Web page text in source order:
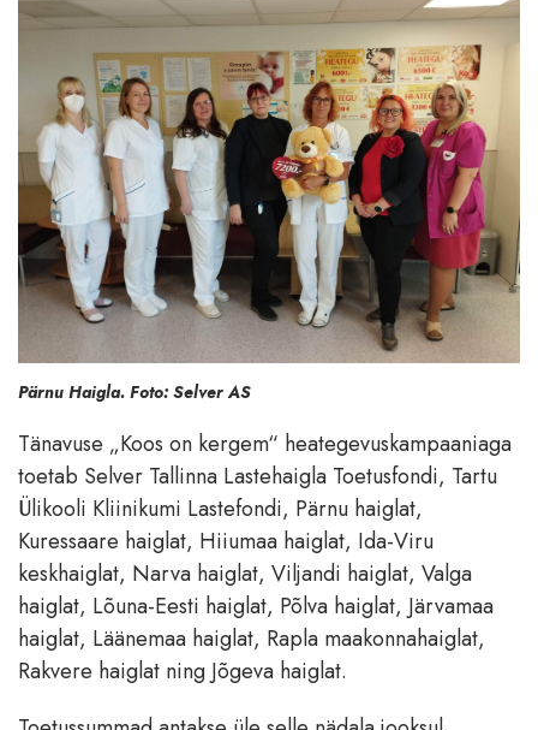
Pärnu Haigla. Foto: Selver AS
Tänavuse „Koos on kergem“ heategevuskampaaniaga
toetab Selver Tallinna Lastehaigla Toetusfondi, Tartu
Ülikooli Kliinikumi Lastefondi, Pärnu haiglat,
Kuressaare haiglat, Hiiumaa haiglat, Ida-Viru
keskhaiglat, Narva haiglat, Viljandi haiglat, Valga
haiglat, Lõuna-Eesti haiglat, Põlva haiglat, Järvamaa
haiglat, Läänemaa haiglat, Rapla maakonnahaiglat,
Rakvere haiglat ning Jõgeva haiglat.